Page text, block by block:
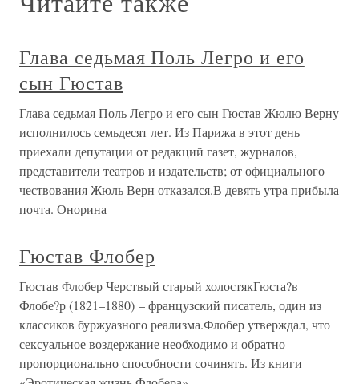
Глава седьмая Поль Легро и его
сын Гюстав
Глава седьмая Поль Легро и его сын Гюстав Жюлю Верну
исполнилось семьдесят лет. Из Парижа в этот день
приехали депутации от редакций газет, журналов,
представители театров и издательств; от официального
чествования Жюль Верн отказался.В девять утра прибыла
почта. Онорина
Гюстав Флобер
Гюстав Флобер Черствый старый холостякГюста?в
Флобе?р (1821–1880) – французский писатель, один из
классиков буржуазного реализма.Флобер утверждал, что
сексуальное воздержание необходимо и обратно
пропорционально способности сочинять. Из книги